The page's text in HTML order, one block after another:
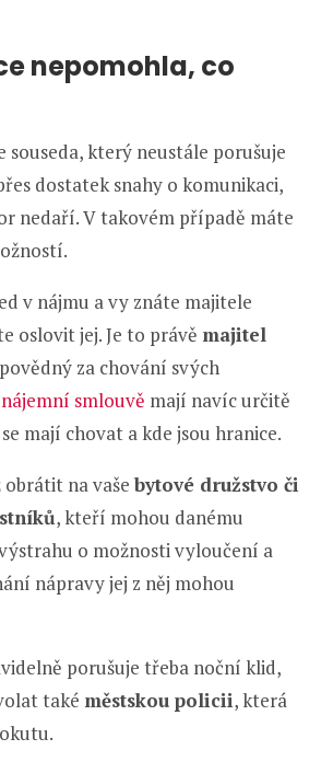
nepomohla, co
souseda, který neustále porušuje
dostatek snahy o komunikaci,
nedaří. V takovém případě máte
v nájmu a vy znáte majitele
oslovit jej. Je to právě majitel
za chování svých
nájemní smlouvě mají navíc určitě
mají chovat a kde jsou hranice.
na vaše bytové družstvo či
, kteří mohou danému
o možnosti vyloučení a
nápravy jej z něj mohou
porušuje třeba noční klid,
také městskou policii, která